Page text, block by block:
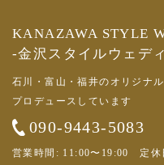
KANAZAWA STYLE
-金沢スタイルウェデ
石川・富山・福井のオリジナ
プロデュースしています
090-9443-5083
営業時間: 11:00〜19:00 定休